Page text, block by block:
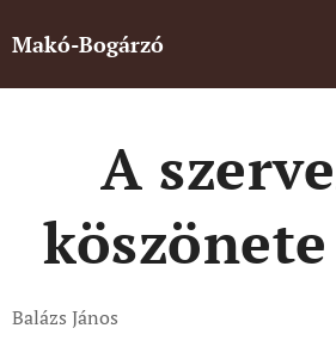
Makó-Bogárzó
A
Balázs János